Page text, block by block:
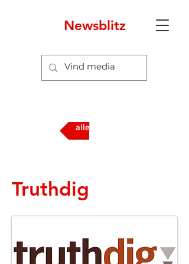
Newsblitz
alle media
Truthdig